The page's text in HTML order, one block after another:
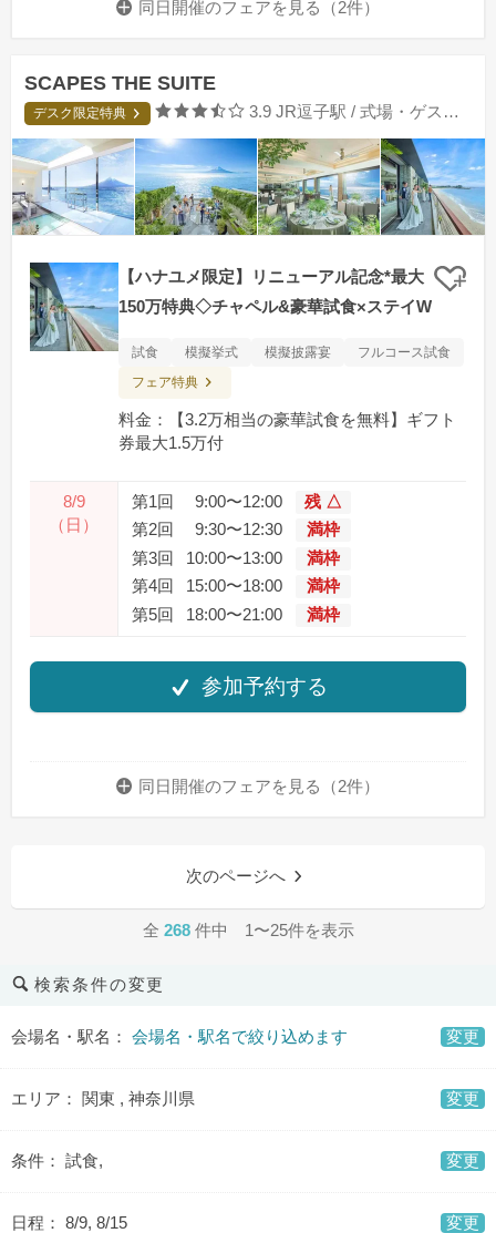
同日開催のフェアを 見る（2件）
SCAPES THE SUITE
デスク限定特典 口コミ評価
3.9 JR逗子駅 / 式場・ゲストハウス
【ハナユメ限定】リニューアル記念*最大
150万特典◇チャペル&豪華試食×ステイW
クリ
試食 模擬挙式 模擬披露宴
フルコース試食
フェア特典
料金：【3.2万相当の豪華試食を無料】ギフト
券最大1.5万付
8/9
（日）
第1回 9:00〜12:00
残 △
第2回
9:30〜12:30
満枠
第3回
10:00〜13:00
満枠
第4回
15:00〜18:00
満枠
第5回
18:00〜21:00 満枠
参加予約する
同日開催のフェアを 見る（2件）
次のページへ
全 268 件中 1〜25件を表示
検索条件の変更
会場名・駅名： 会場名・駅名で絞り込めます 変更
エリア： 関東 , 神奈川県 変更
条件： 試食, 変更
日程： 8/9, 8/15 変更